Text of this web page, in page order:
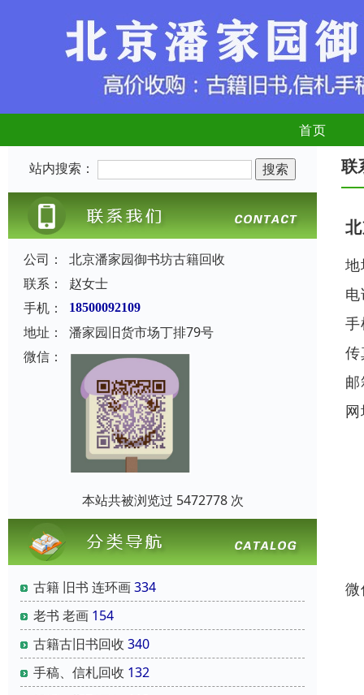
首页
站内搜索：
公司：
北京潘家园御书坊古籍回收
联系：
赵女士
手机：
18500092109
地址：
潘家园旧货市场丁排79号
微信：
本站共被浏览过 5472778 次
古籍 旧书 连环画334
老书 老画 154
古籍古旧书回收 340
手稿、信札回收 132
联